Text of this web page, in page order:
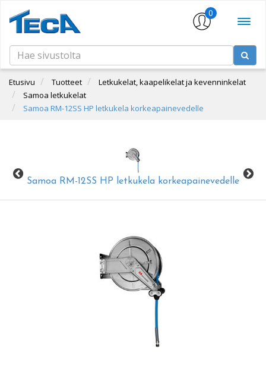
0
Etusivu Tuotteet
Letkukelat, kaapelikelat ja kevenninkelat
Samoa letkukelat
Samoa RM-12SS HP letkukela korkeapainevedelle
Samoa RM-12SS HP letkukela korkeapainevedelle